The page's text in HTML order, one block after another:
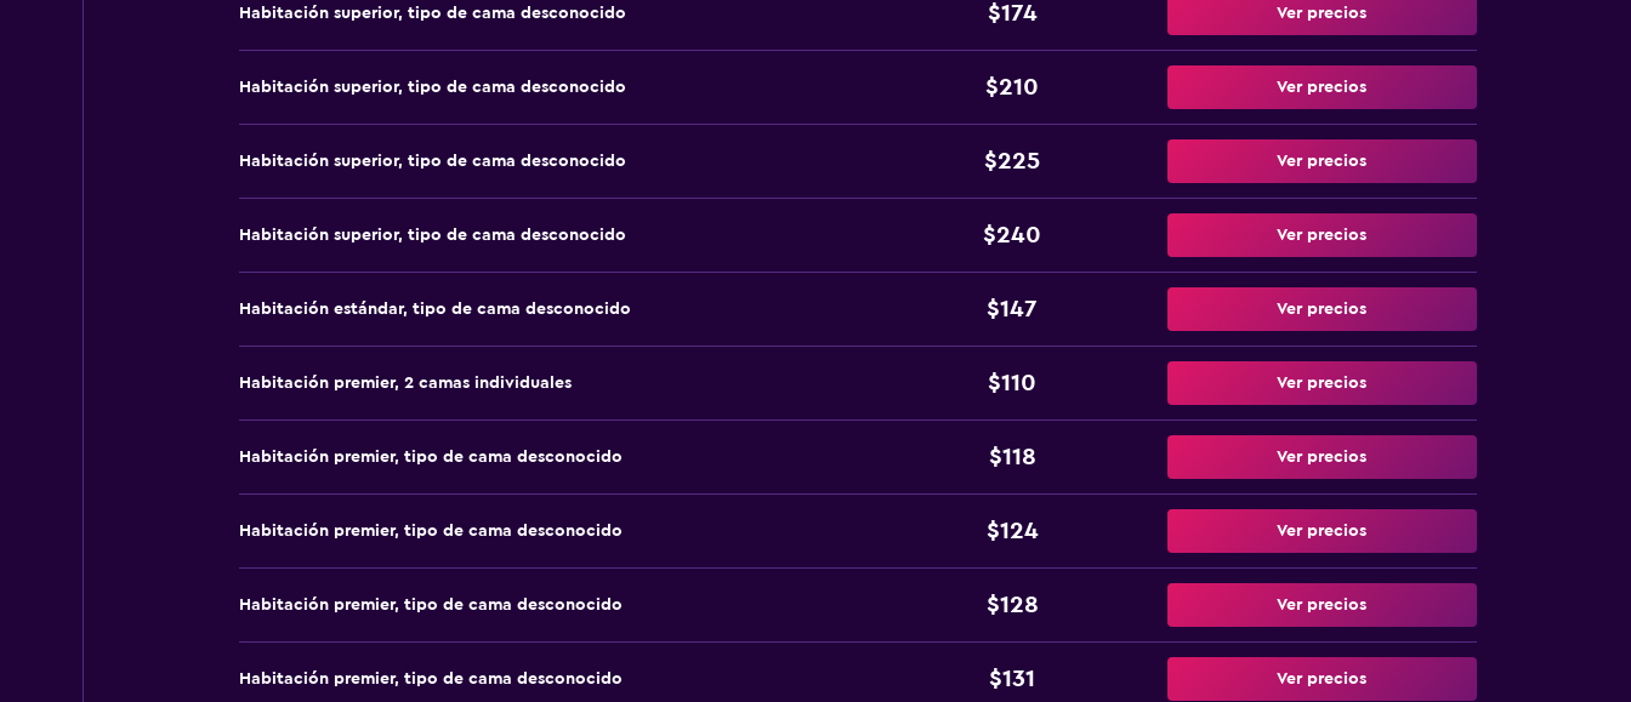
Habitación superior, tipo de cama desconocido $174 Ver precios
Habitación superior, tipo de cama desconocido $210 Ver precios
Habitación superior, tipo de cama desconocido $225 Ver precios
Habitación superior, tipo de cama desconocido $240 Ver precios
Habitación estándar, tipo de cama desconocido $147 Ver precios
Habitación premier, 2 camas individuales $110 Ver precios
Habitación premier, tipo de cama desconocido $118 Ver precios
Habitación premier, tipo de cama desconocido $124 Ver precios
Habitación premier, tipo de cama desconocido $128 Ver precios
Habitación premier, tipo de cama desconocido $131 Ver precios